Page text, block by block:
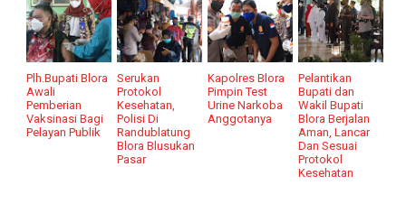
Plh.Bupati Blora
Awali
Pemberian
Vaksinasi Bagi
Pelayan Publik
Serukan
Protokol
Kesehatan,
Polisi Di
Randublatung
Blora Blusukan
Pasar
Kapolres Blora
Pimpin Test
Urine Narkoba
Anggotanya
Pelantikan
Bupati dan
Wakil Bupati
Blora Berjalan
Aman, Lancar
Dan Sesuai
Protokol
Kesehatan